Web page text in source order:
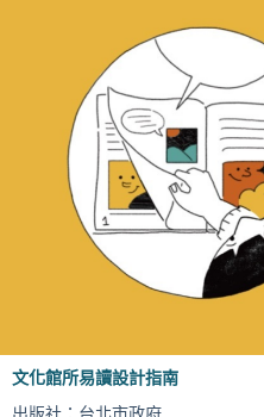
文化館所易讀設計指南
出版社：台北市政府